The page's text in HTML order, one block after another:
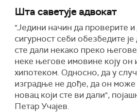
Шта саветује адвокат
"Једини начин да проверите и
сигурност себи обезбедите је
сте дали некако преко
неке његове имовине коју он
хипотеком. Односно, да у
изградње не дође, да он може
новац који сте ви дали",
Петар Учајев.